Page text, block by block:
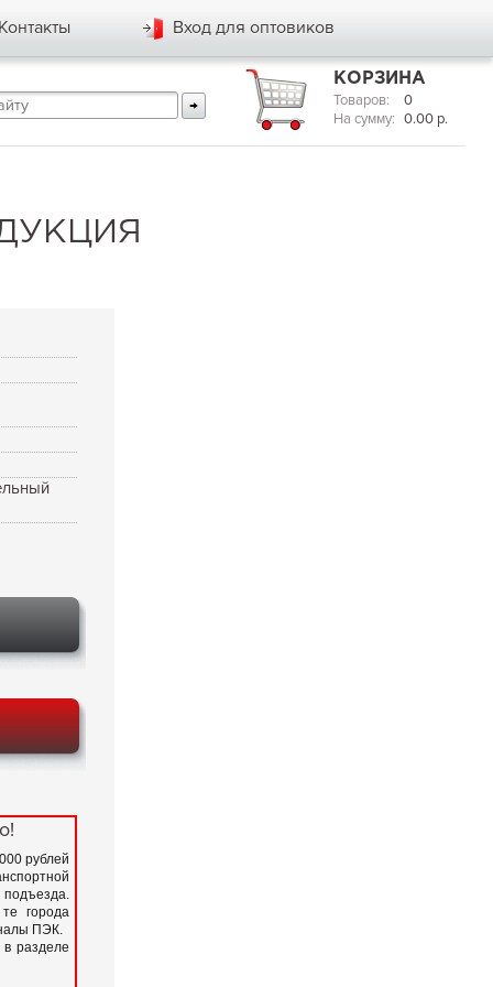
Вход для оптовиков
КОРЗИНА
Товаров:
0
На сумму: 0.00 р.
рублей
города
ПЭК.
разделе